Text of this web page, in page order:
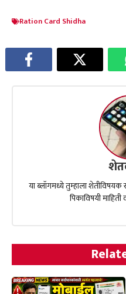
Ration Card Shidha
या ब्लॉगमध्ये तुम्हाला शेतीविषयक
पिकाविषयी